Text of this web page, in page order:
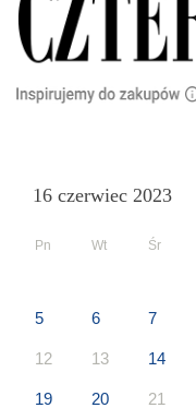
16 czerwiec 2023
Pn Wt Śr
5 6 7
12 13 14
19 20 21